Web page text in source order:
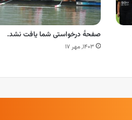
صفحهٔ درخواستی شما یافت نشد.
۱۴۰۳, مهر ۱۷